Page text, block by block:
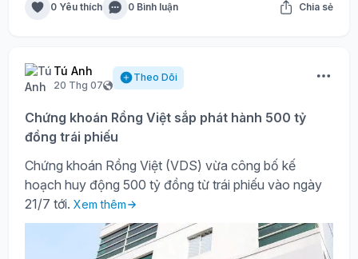
0 Yêu thích 0 Bình luận Chia sẻ
Tú Anh
20 Thg 07
Theo Dõi
Chứng khoán Rồng Việt sắp phát hành 500 tỷ
đồng trái phiếu
Chứng khoán Rồng Việt (VDS) vừa công bố kế
hoạch huy động 500 tỷ đồng từ trái phiếu vào ngày
21/7 tới. Xem thêm